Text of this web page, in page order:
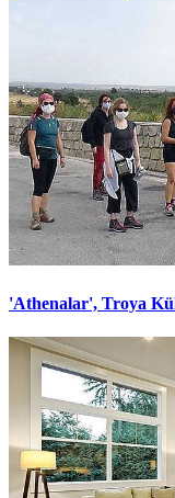
'Athenalar', Troya